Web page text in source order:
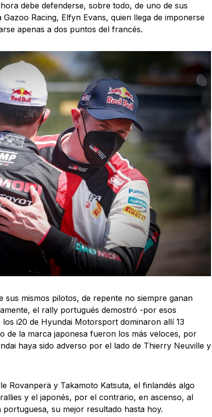
debe defenderse, sobre todo, de uno de sus
Racing, Elfyn Evans, quien llega de imponerse
apenas a dos puntos del francés.
sus mismos pilotos, de repente no siempre ganan
el rally portugués demostró -por esos
i20 de Hyundai Motorsport dominaron allí 13
de la marca japonesa fueron los más veloces, por
haya sido adverso por el lado de Thierry Neuville y
Rovanperä y Takamoto Katsuta, el finlandés algo
y el japonés, por el contrario, en ascenso, al
su mejor resultado hasta hoy.